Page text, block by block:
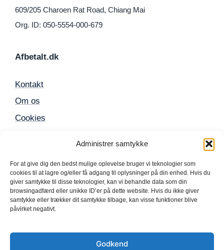
Administrer samtykke
For at give dig den bedst mulige oplevelse bruger vi teknologier som
cookies til at lagre og/eller få adgang til oplysninger på din enhed. Hvis du
giver samtykke til disse teknologier, kan vi behandle data som din
browsingadfærd eller unikke ID’er på dette website. Hvis du ikke giver
samtykke eller trækker dit samtykke tilbage, kan visse funktioner blive
påvirket negativt.
Godkend
609/205 Charoen Rat Road, Chiang Mai
Org. ID: 050-5554-000-679
Afbetalt.dk
Kontakt
Om os
Cookies
Populære produkter
Mobil
iPhone